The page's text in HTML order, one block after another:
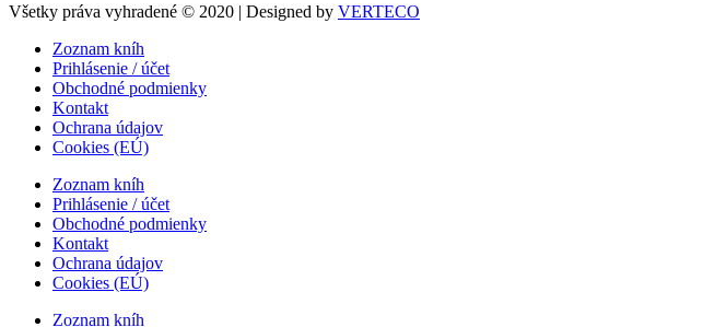
Všetky práva vyhradené © 2020 | Designed by VERTECO
Zoznam kníh
Prihlásenie / účet
Obchodné podmienky
Kontakt
Ochrana údajov
Cookies (EÚ)
Zoznam kníh
Prihlásenie / účet
Obchodné podmienky
Kontakt
Ochrana údajov
Cookies (EÚ)
Zoznam kníh